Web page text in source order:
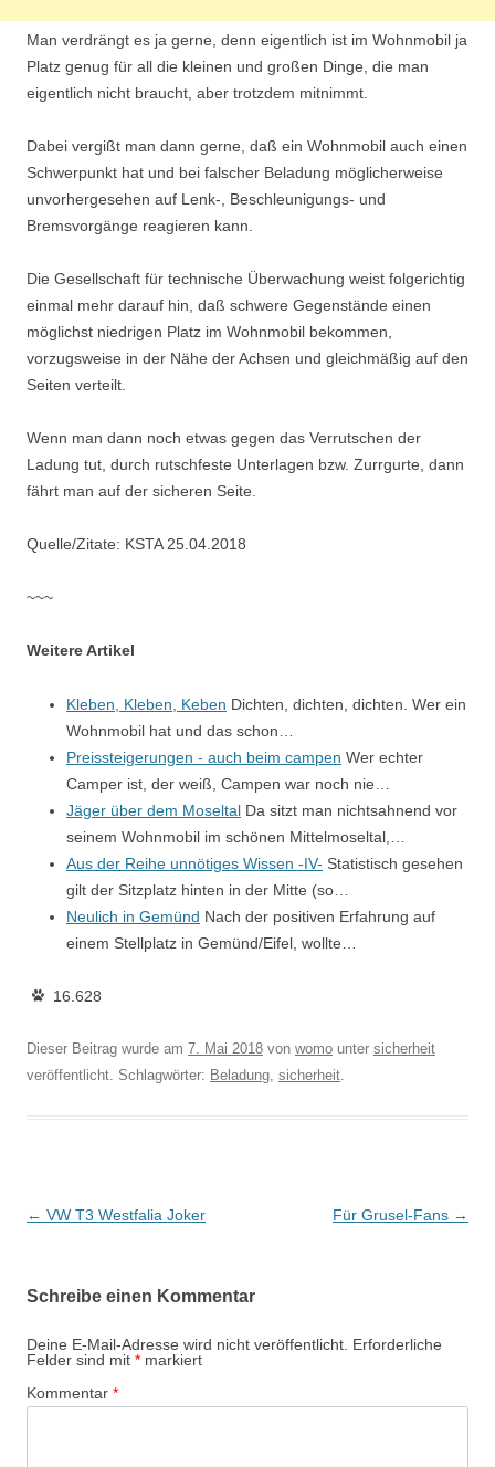
Man verdrängt es ja gerne, denn eigentlich ist im Wohnmobil ja
Platz genug für all die kleinen und großen Dinge, die man
eigentlich nicht braucht, aber trotzdem mitnimmt.
Dabei vergißt man dann gerne, daß ein Wohnmobil auch einen
Schwerpunkt hat und bei falscher Beladung möglicherweise
unvorhergesehen auf Lenk-, Beschleunigungs- und
Bremsvorgänge reagieren kann.
Die Gesellschaft für technische Überwachung weist folgerichtig
einmal mehr darauf hin, daß schwere Gegenstände einen
möglichst niedrigen Platz im Wohnmobil bekommen,
vorzugsweise in der Nähe der Achsen und gleichmäßig auf den
Seiten verteilt.
Wenn man dann noch etwas gegen das Verrutschen der
Ladung tut, durch rutschfeste Unterlagen bzw. Zurrgurte, dann
fährt man auf der sicheren Seite.
Quelle/Zitate: KSTA 25.04.2018
~~~
Weitere Artikel
Kleben, Kleben, Keben Dichten, dichten, dichten. Wer ein
Wohnmobil hat und das schon…
Preissteigerungen - auch beim campen Wer echter
Camper ist, der weiß, Campen war noch nie…
Jäger über dem Moseltal Da sitzt man nichtsahnend vor
seinem Wohnmobil im schönen Mittelmoseltal,…
Aus der Reihe unnötiges Wissen -IV- Statistisch gesehen
gilt der Sitzplatz hinten in der Mitte (so…
Neulich in Gemünd Nach der positiven Erfahrung auf
einem Stellplatz in Gemünd/Eifel, wollte…
16.628
Dieser Beitrag wurde am 7. Mai 2018 von womo unter sicherheit
veröffentlicht. Schlagwörter: Beladung sicherheit
Beitragsnavigation
← VW T3 Westfalia Joker Für Grusel-Fans →
Schreibe einen Kommentar
Deine E-Mail-Adresse wird nicht veröffentlicht. Erforderliche
Felder sind mit * markiert
Kommentar *